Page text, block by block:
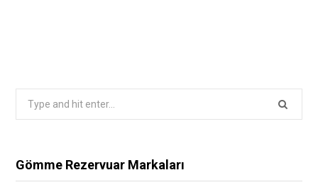
Gömme Rezervuar Markaları